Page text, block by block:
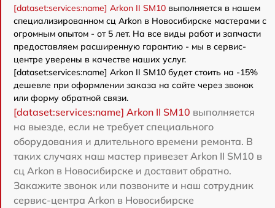
[dataset:services:name] Arkon II SM10 выполняется в нашем
специализированном сц Arkon в Новосибирске мастерами с
огромным опытом - от 5 лет. На все виды работ и запчасти
предоставляем расширенную гарантию - мы в сервис-
центре уверены в качестве наших услуг.
[dataset:services:name] Arkon II SM10 будет стоить на -15%
дешевле при оформлении заказа на сайте через звонок
или форму обратной связи.
[dataset:services:name] Arkon II SM10 выполняется
на выезде, если не требует специального
оборудования и длительного времени ремонта. В
таких случаях наш мастер привезет Arkon II SM10 в
сц Arkon в Новосибирске и доставит обратно.
Закажите звонок или позвоните и наш сотрудник
сервис-центра Arkon в Новосибирске